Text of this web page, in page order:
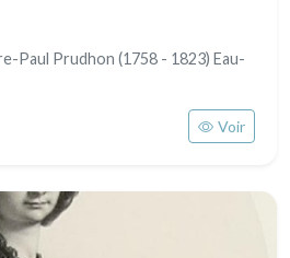
Paul Prudhon (1758 - 1823) Eau-
Voir